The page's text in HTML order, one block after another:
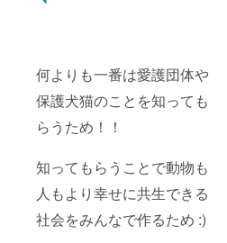
何よりも一番は愛護団体や
保護犬猫のことを知っても
らうため！！
知ってもらうことで動物も
人もより幸せに共生できる
社会をみんなで作るため :)